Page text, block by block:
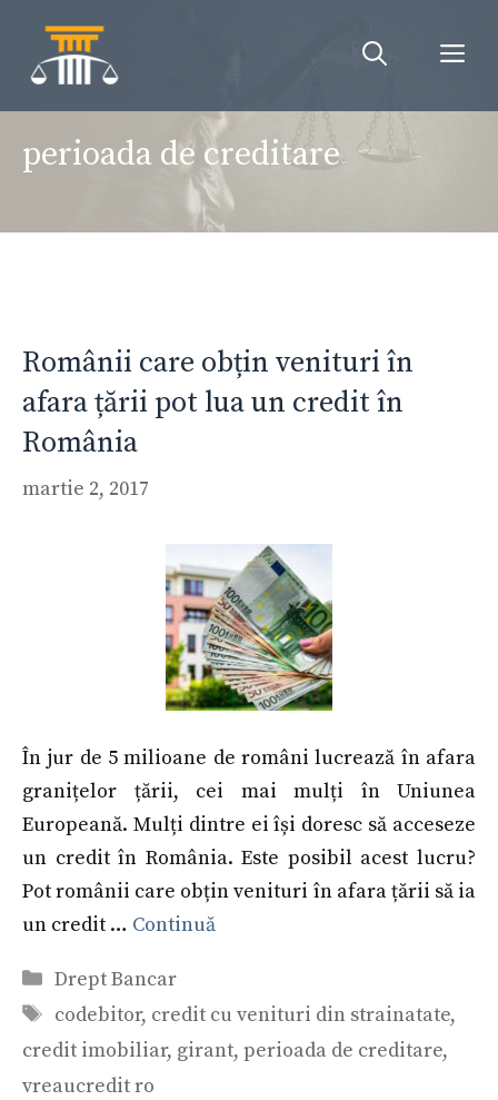
conținut
perioada de creditare
Românii care obțin venituri în
afara țării pot lua un credit în
România
martie 2, 2017
În jur de 5 milioane de români lucrează în afara
granițelor țării, cei mai mulți în Uniunea
Europeană. Mulți dintre ei își doresc să acceseze
un credit în România. Este posibil acest lucru?
Pot românii care obțin venituri în afara țării să ia
un credit … Continuă
Categorii
Drept Bancar
Etichete
codebitor, credit cu venituri din strainatate,
credit imobiliar, girant, perioada de creditare,
vreaucredit ro